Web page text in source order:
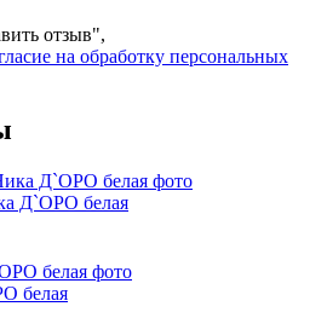
отзыв",
на обработку персональных
Д`ОРО белая
белая